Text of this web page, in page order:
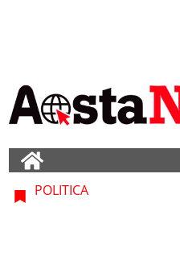
POLITICA